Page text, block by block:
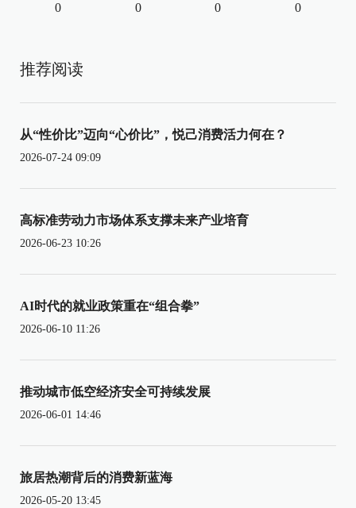
0 0 0 0
推荐阅读
从“性价比”迈向“心价比”，悦己消费活力何在？
2026-07-24 09:09
高标准劳动力市场体系支撑未来产业培育
2026-06-23 10:26
AI时代的就业政策重在“组合拳”
2026-06-10 11:26
推动城市低空经济安全可持续发展
2026-06-01 14:46
旅居热潮背后的消费新蓝海
2026-05-20 13:45